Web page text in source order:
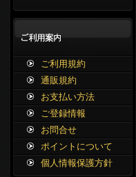
ご利用規約
通販規約
お支払い方法
ご登録情報
お問合せ
ポイントについて
個人情報保護方針